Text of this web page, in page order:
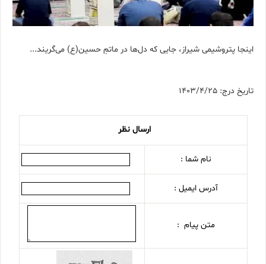
اینجا پتروشیمی شیراز، جایی که دل‌ها در ماتمِ حسین(ع) می‌گریند...
تاریخ درج: 1403/4/25
ارسال نظر
نام شما :
آدرس ایمیل :
متن پیام :